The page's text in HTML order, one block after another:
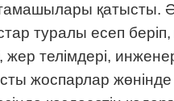
қатысты.
туралы есеп
телімдері,
жоспарлар